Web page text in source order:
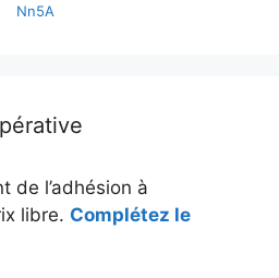
Nn5A
de l’adhésion à
libre. Complétez le